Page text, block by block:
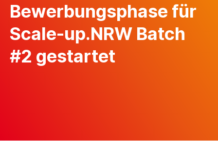
Bewerbungsphase für
Scale-up.NRW Batch
#2 gestartet